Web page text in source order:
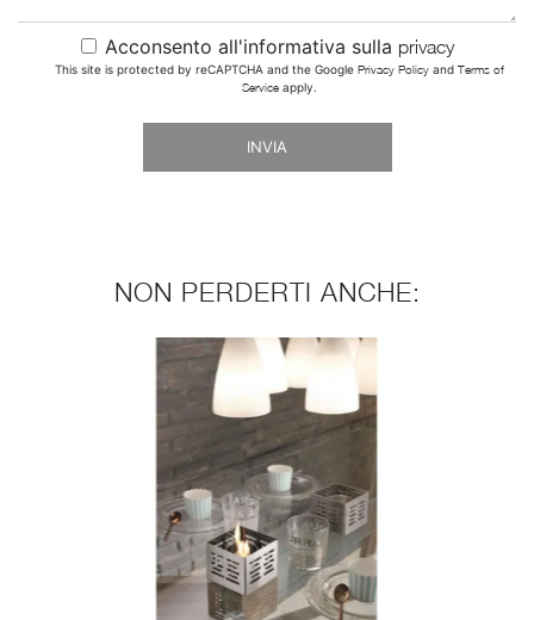
Acconsento all'informativa sulla privacy
This site is protected by reCAPTCHA and the Google Privacy Policyand Terms of
Serviceapply.
INVIA
NON PERDERTI ANCHE: